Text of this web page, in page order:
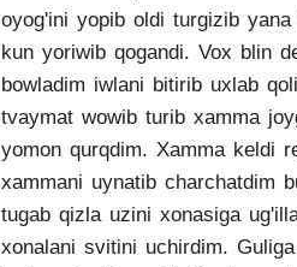
oyog'ini yopib oldi turgizib
kun yoriwib qogandi. Vox blin
bowladim iwlani bitirib uxlab
tvaymat wowib turib xamma
yomon qurqdim. Xamma keldi
xammani uynatib charchatdim
tugab qizla uzini xonasiga
xonalani svitini uchirdim.